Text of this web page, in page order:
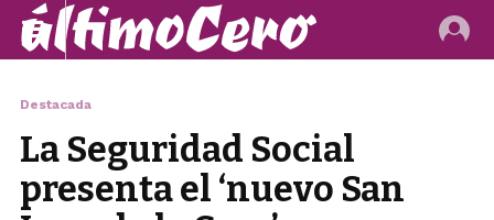
Destacada
La Seguridad Social
presenta el ‘nuevo San